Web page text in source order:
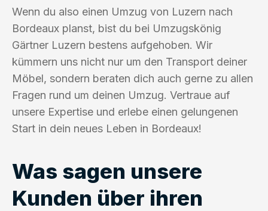
Wenn du also einen Umzug von Luzern nach
Bordeaux planst, bist du bei Umzugskönig
Gärtner Luzern bestens aufgehoben. Wir
kümmern uns nicht nur um den Transport deiner
Möbel, sondern beraten dich auch gerne zu allen
Fragen rund um deinen Umzug. Vertraue auf
unsere Expertise und erlebe einen gelungenen
Start in dein neues Leben in Bordeaux!
Was sagen unsere
Kunden über ihren